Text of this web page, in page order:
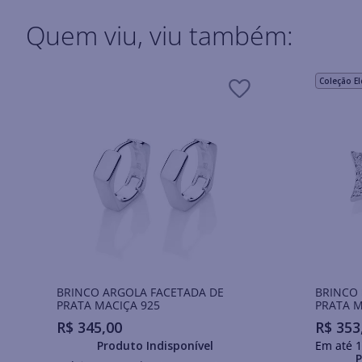
Quem viu, viu também:
BRINCO ARGOLA FACETADA DE
PRATA MACIÇA 925
R$ 345,00
Produto Indisponível
Coleção
BRINCO
PRATA
R$ 353
Em até